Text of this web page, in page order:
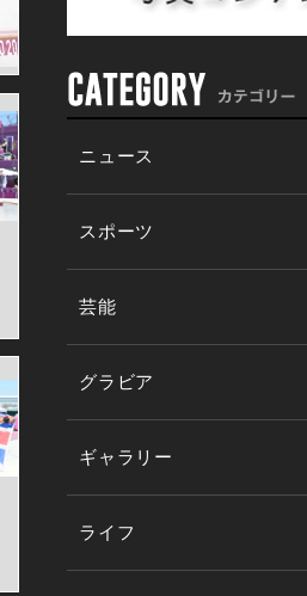
ニュース
スポーツ
芸能
グラビア
ギャラリー
ライフ